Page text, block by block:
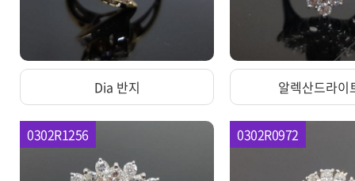
Dia 반지 알렉산드라이
0302R1256 0302R0972